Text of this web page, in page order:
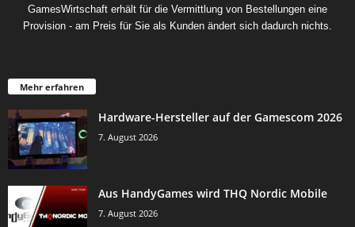
GamesWirtschaft erhält für die Vermittlung von Bestellungen eine
Provision - am Preis für Sie als Kunden ändert sich dadurch nichts.
Mehr erfahren
Hardware-Hersteller auf der Gamescom 2026
7. August 2026
Aus HandyGames wird THQ Nordic Mobile
7. August 2026